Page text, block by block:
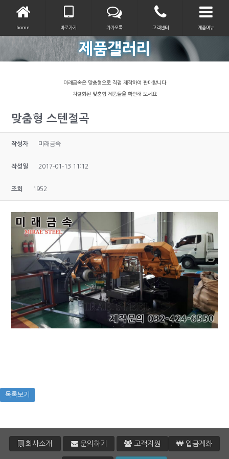
home 바로가기 카카오톡 고객센터 제품메뉴
제품갤러리
미래금속은 맞춤형으로 직접 제작하여 판매합니다
차별화된 맞춤형 제품들을 확인해 보세요
맞춤형 스텐절곡
작성자 미래금속
작성일 2017-01-13 11:12
조회 1952
목록보기
회사소개 문의하기 고객지원 입금계좌